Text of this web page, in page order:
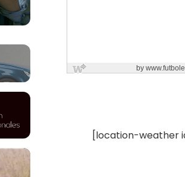
[location-weather